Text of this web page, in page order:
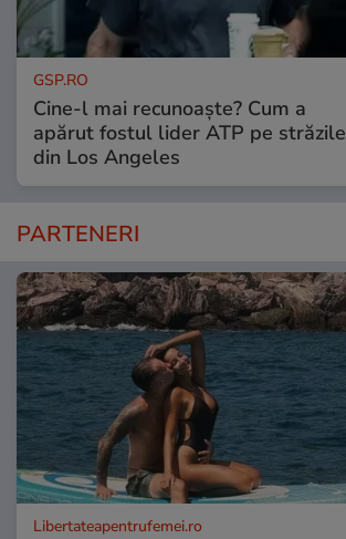
GSP.RO
Cine-l mai recunoaște? Cum a
apărut fostul lider ATP pe străzile
din Los Angeles
PARTENERI
Libertateapentrufemei.ro